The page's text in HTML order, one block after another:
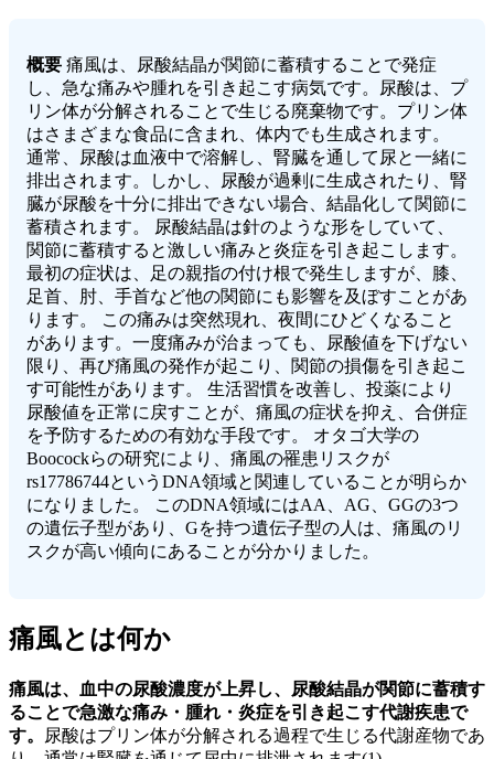
概要 痛風は、尿酸結晶が関節に蓄積することで発症
し、急な痛みや腫れを引き起こす病気です。尿酸は、プ
リン体が分解されることで生じる廃棄物です。プリン体
はさまざまな食品に含まれ、体内でも生成されます。
通常、尿酸は血液中で溶解し、腎臓を通して尿と一緒に
排出されます。しかし、尿酸が過剰に生成されたり、腎
臓が尿酸を十分に排出できない場合、結晶化して関節に
蓄積されます。 尿酸結晶は針のような形をしていて、
関節に蓄積すると激しい痛みと炎症を引き起こします。
最初の症状は、足の親指の付け根で発生しますが、膝、
足首、肘、手首など他の関節にも影響を及ぼすことがあ
ります。 この痛みは突然現れ、夜間にひどくなること
があります。一度痛みが治まっても、尿酸値を下げない
限り、再び痛風の発作が起こり、関節の損傷を引き起こ
す可能性があります。 生活習慣を改善し、投薬により
尿酸値を正常に戻すことが、痛風の症状を抑え、合併症
を予防するための有効な手段です。 オタゴ大学の
Boocockらの研究により、痛風の罹患リスクが
rs17786744というDNA領域と関連していることが明らか
になりました。 このDNA領域にはAA、AG、GGの3つ
の遺伝子型があり、Gを持つ遺伝子型の人は、痛風のリ
スクが高い傾向にあることが分かりました。
痛風とは何か
痛風は、血中の尿酸濃度が上昇し、尿酸結晶が関節に蓄積す
ることで急激な痛み・腫れ・炎症を引き起こす代謝疾患で
す。
尿酸はプリン体が分解される過程で生じる代謝産物であ